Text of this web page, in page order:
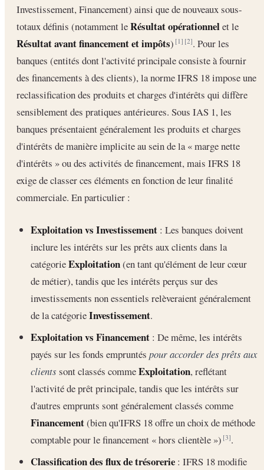
Investissement, Financement) ainsi que de nouveaux sous-
totaux définis (notamment leRésultat opérationnelet le
Résultat avant financement et impôts)[1] [2]. Pour les
banques (entités dont l'activité principale consiste à fournir
des financements à des clients), la norme IFRS 18 impose une
reclassification des produits et charges d'intérêts qui diffère
sensiblement des pratiques antérieures. Sous IAS 1, les
banques présentaient généralement les produits et charges
d'intérêts de manière implicite au sein de la « marge nette
d'intérêts » ou des activités de financement, mais IFRS 18
exige de classer ces éléments en fonction de leur finalité
commerciale. En particulier :
Exploitation vs Investissement : Les banques doivent
inclure les intérêts sur les prêts aux clients dans la
catégorieExploitation(en tant qu'élément de leur cœur
de métier), tandis que les intérêts perçus sur des
investissements non essentiels relèveraient généralement
de la catégorieInvestissement.
Exploitation vs Financement : De même, les intérêts
payés sur les fonds empruntés pour accorder des prêts aux
clients sont classés commeExploitation, reflétant
l'activité de prêt principale, tandis que les intérêts sur
d'autres emprunts sont généralement classés comme
Financement(bien qu'IFRS 18 offre un choix de méthode
comptable pour le financement « hors clientèle »)[3].
Classification des flux de trésorerie : IFRS 18 modifie